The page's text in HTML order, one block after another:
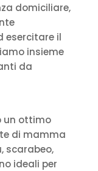
domiciliare,
esercitare il
insieme
da
un ottimo
di mamma
scarabeo,
ideali per